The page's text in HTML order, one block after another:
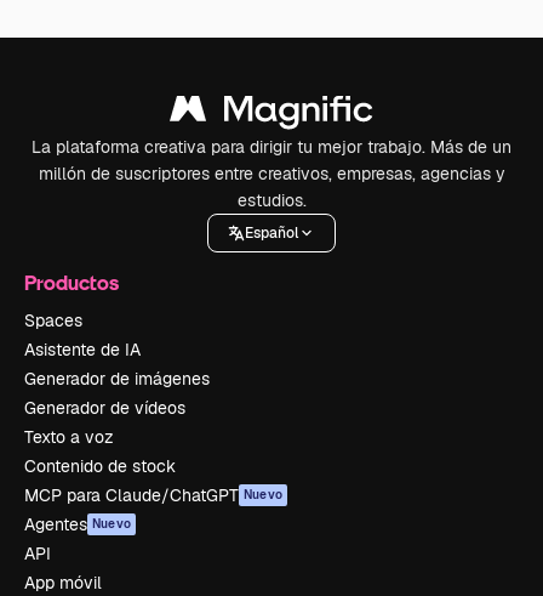
La plataforma creativa para dirigir tu mejor trabajo. Más de un
millón de suscriptores entre creativos, empresas, agencias y
estudios.
Español
Productos
Spaces
Asistente de IA
Generador de imágenes
Generador de vídeos
Texto a voz
Contenido de stock
MCP para Claude/ChatGPT Nuevo
Agentes Nuevo
API
App móvil